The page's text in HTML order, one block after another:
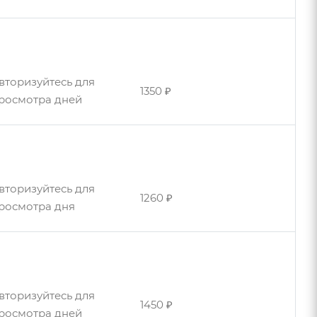
дней
днейдля
дней
1350 ₽
для
дня
1260 ₽
для
дней
1450 ₽